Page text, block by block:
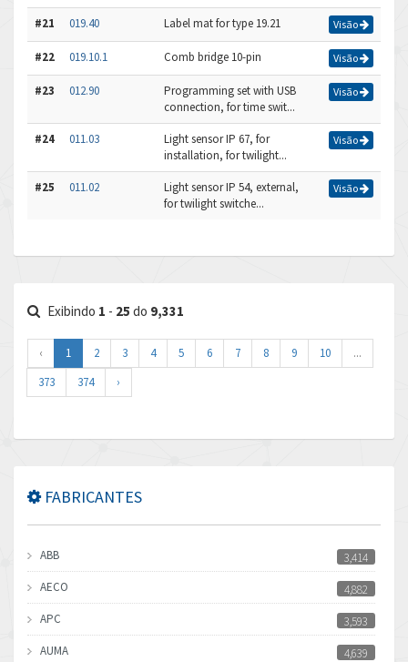
#21 019.40 Label mat for type 19.21 Visão
#22 019.10.1 Comb bridge 10-pin Visão
#23 012.90
Programming set with USB
connection, for time swit...
Visão
#24 011.03
Light sensor IP 67, for
installation, for twilight...
Visão
#25 011.02
Light sensor IP 54, external,
for twilight switche...
Visão
Exibindo 1 - 25 do 9,331
‹ 1 2 3 4 5 6 7 8 9 10
...
373
374 ›
FABRICANTES
ABB
3,414
AECO
4,882
APC
3,593
AUMA
4,639